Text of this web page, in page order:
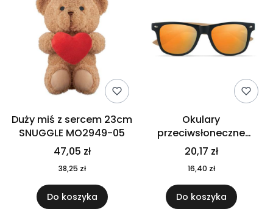
Duży miś z sercem 23cm
SNUGGLE MO2949-05
47,05 zł
38,25 zł
Do koszyka
Okulary
przeciwsłoneczne
CALIFORNIA TOUCH
MO9617-10
20,17 zł
16,40 zł
Do koszyka